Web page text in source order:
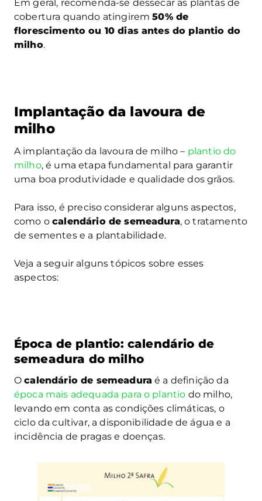
Em geral, recomenda-se dessecar as plantas de
cobertura quando atingirem50% de
florescimento ou 10 dias antes do plantio do
milho.
Implantação da lavoura de
milho
A implantação da lavoura de milho – plantio do
milho, é uma etapa fundamental para garantir
uma boa produtividade e qualidade dos grãos.
Para isso, é preciso considerar alguns aspectos,
como ocalendário de semeadura, o tratamento
de sementes e a plantabilidade.
Veja a seguir alguns tópicos sobre esses
aspectos:
Época de plantio: calendário de
semeadura do milho
Ocalendário de semeadura é a definição da
época mais adequada para o plantio do milho,
levando em conta as condições climáticas, o
ciclo da cultivar, a disponibilidade de água e a
incidência de pragas e doenças.